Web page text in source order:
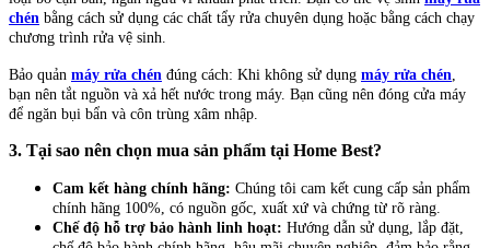
chén bằng cách sử dụng các chất tẩy rửa chuyên dụng hoặc bằng cách chạy
chương trình rửa vệ sinh.
Bảo quản máy rửa chén đúng cách: Khi không sử dụng máy rửa chén
bạn nên tắt nguồn và xả hết nước trong máy. Bạn cũng nên đóng cửa máy
để ngăn bụi bẩn và côn trùng xâm nhập.
3. Tại sao nên chọn mua sản phẩm tại Home Best?
Cam kết hàng chính hãng: Chúng tôi cam kết cung cấp sản phẩm
chính hãng 100%, có nguồn gốc, xuất xứ và chứng từ rõ ràng.
Chế độ hỗ trợ bảo hành linh hoạt: Hướng dẫn sử dụng, lắp đặt,